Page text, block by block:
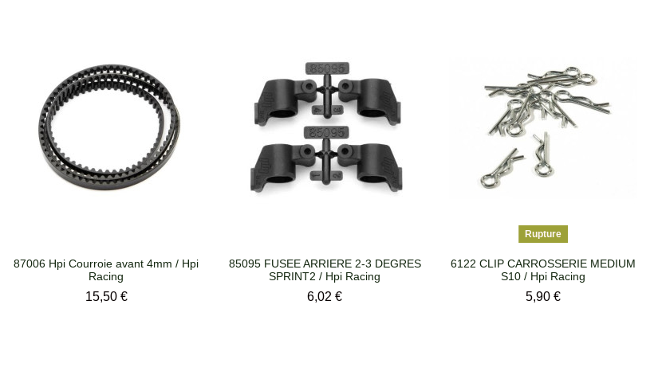
87006 Hpi Courroie avant 4mm / Hpi
Racing
Prix
15,50 €
85095 FUSEE ARRIERE 2-3 DEGRES
SPRINT2 / Hpi Racing
Prix
6,02 €
Rupture
6122 CLIP CARROSSERIE MEDIUM
S10 / Hpi Racing
Prix
5,90 €